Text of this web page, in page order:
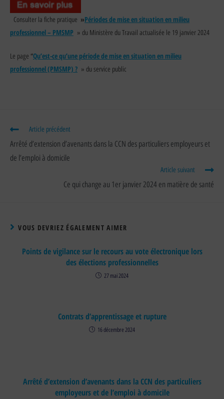
Consulter la fiche pratique »Périodes de mise en situation en milieu
professionnel – PMSMP » du Ministère du Travail actualisée le 19 janvier 2024
Le page ‘‘Qu’est-ce qu’une période de mise en situation en milieu
professionnel (PMSMP) ? » du service public
Article précédent
Arrêté d’extension d’avenants dans la CCN des particuliers employeurs et
de l’emploi à domicile
Article suivant
Ce qui change au 1er janvier 2024 en matière de santé
VOUS DEVRIEZ ÉGALEMENT AIMER
Points de vigilance sur le recours au vote électronique lors
des élections professionnelles
27 mai 2024
Contrats d’apprentissage et rupture
16 décembre 2024
Arrêté d’extension d’avenants dans la CCN des particuliers
employeurs et de l’emploi à domicile